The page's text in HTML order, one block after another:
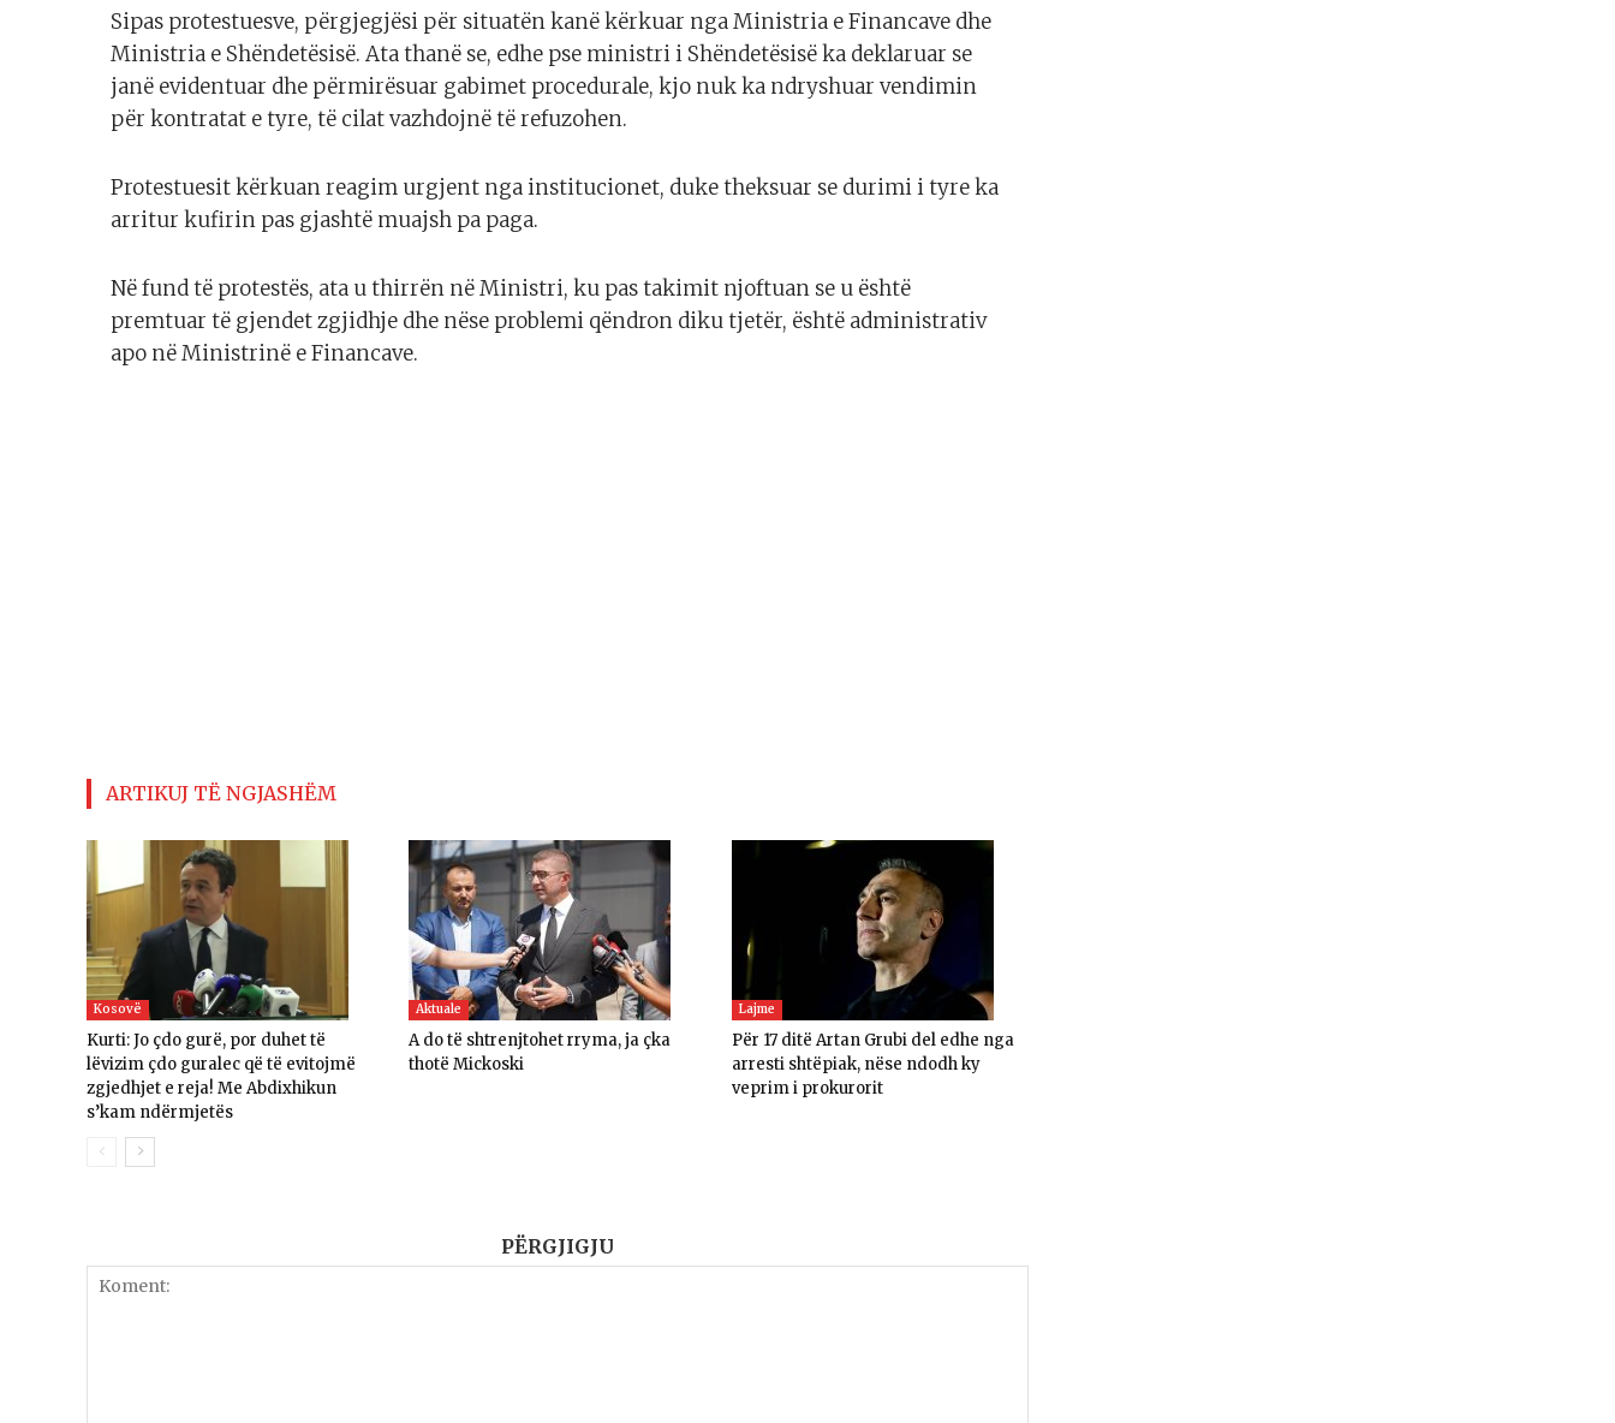
Sipas protestuesve, përgjegjësi për situatën kanë kërkuar nga Ministria e Financave dhe
Ministria e Shëndetësisë. Ata thanë se, edhe pse ministri i Shëndetësisë ka deklaruar se
janë evidentuar dhe përmirësuar gabimet procedurale, kjo nuk ka ndryshuar vendimin
për kontratat e tyre, të cilat vazhdojnë të refuzohen.
Protestuesit kërkuan reagim urgjent nga institucionet, duke theksuar se durimi i tyre ka
arritur kufirin pas gjashtë muajsh pa paga.
Në fund të protestës, ata u thirrën në Ministri, ku pas takimit njoftuan se u është
premtuar të gjendet zgjidhje dhe nëse problemi qëndron diku tjetër, është administrativ
apo në Ministrinë e Financave.
ARTIKUJ TË NGJASHËM
Kosovë
Kurti: Jo çdo gurë, por duhet të
lëvizim çdo guralec që të evitojmë
zgjedhjet e reja! Me Abdixhikun
s’kam ndërmjetës
Aktuale
A do të shtrenjtohet rryma, ja çka
thotë Mickoski
Lajme
Për 17 ditë Artan Grubi del edhe nga
arresti shtëpiak, nëse ndodh ky
veprim i prokurorit
PËRGJIGJU